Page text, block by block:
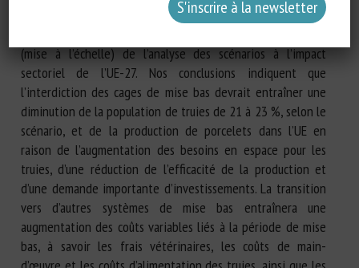
États membres de l’UE et des consultations d’experts, des
(mise à l’échelle) de l’analyse des scénarios à l’impact
sectoriel de l’UE-27. Nos conclusions indiquent que
l’interdiction des cages de mise bas devrait entraîner une
diminution de la population de truies de 21 à 23 %, selon le
scénario, et de la production de porcelets dans l’UE en
raison de l’augmentation des besoins en espace pour les
truies, d’une réduction de l’efficacité de la production et
d’une demande importante d’investissements. La transition
vers d’autres systèmes de mise bas entraînera une
augmentation des coûts variables liés à la période de mise
bas, à savoir les frais vétérinaires, les coûts de main-